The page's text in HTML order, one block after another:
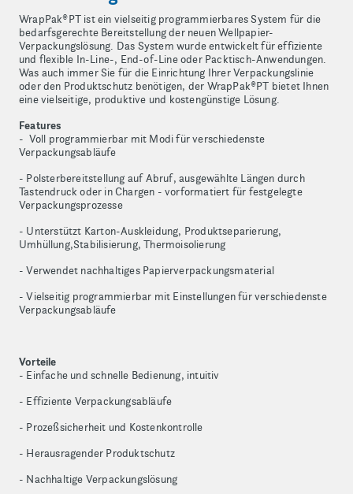
WrapPak®PT ist ein vielseitig programmierbares System für die
bedarfsgerechte Bereitstellung der neuen Wellpapier-
Verpackungslösung. Das System wurde entwickelt für effiziente
und flexible In-Line-, End-of-Line oder Packtisch-Anwendungen.
Was auch immer Sie für die Einrichtung Ihrer Verpackungslinie
oder den Produktschutz benötigen, der WrapPak®PT bietet Ihnen
eine vielseitige, produktive und kostengünstige Lösung.
Features
- Voll programmierbar mit Modi für verschiedenste
Verpackungsabläufe
- Polsterbereitstellung auf Abruf, ausgewählte Längen durch
Tastendruck oder in Chargen - vorformatiert für festgelegte
Verpackungsprozesse
- Unterstützt Karton-Auskleidung, Produktseparierung,
Umhüllung,Stabilisierung, Thermoisolierung
- Verwendet nachhaltiges Papierverpackungsmaterial
- Vielseitig programmierbar mit Einstellungen für verschiedenste
Verpackungsabläufe
Vorteile
- Einfache und schnelle Bedienung, intuitiv
- Effiziente Verpackungsabläufe
- Prozeßsicherheit und Kostenkontrolle
- Herausragender Produktschutz
- Nachhaltige Verpackungslösung